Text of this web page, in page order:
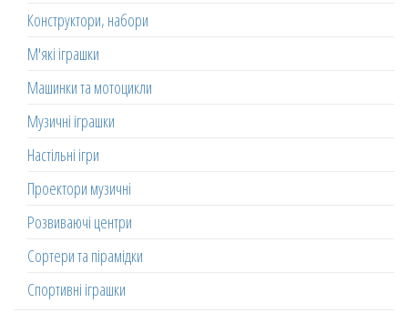
Конструктори, набори
М'які іграшки
Машинки та мотоцикли
Музичні іграшки
Настільні ігри
Проектори музичні
Розвиваючі центри
Сортери та пірамідки
Спортивні іграшки